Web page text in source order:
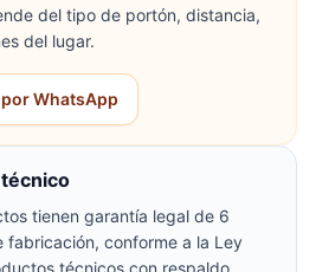
del tipo de portón, distancia,
del lugar.
WhatsApp
tienen garantía legal de 6
fabricación, conforme a la Ley
técnicos con respaldo,